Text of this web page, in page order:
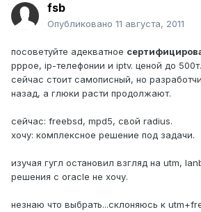
fsb
Опубликовано 11 августа, 2011
посоветуйте адекватное
pppoe, ip-телефонии и iptv. ценой до
сейчас стоит самописный, но
назад, а глюки расти продолжают.
сейчас: freebsd, mpd5, свой radius.
хочу: комплексное решение под задачи.
изучая гугл остановил взгляд на utm,
решения с oracle не хочу.
незнаю что выбрать...склоняюсь к